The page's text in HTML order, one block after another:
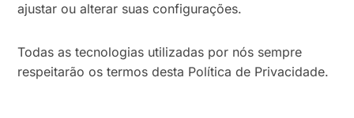
ajustar ou alterar suas configurações.
Todas as tecnologias utilizadas por nós sempre
respeitarão os termos desta Política de Privacidade.